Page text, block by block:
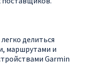
делиться
маршрутами и
Garmin